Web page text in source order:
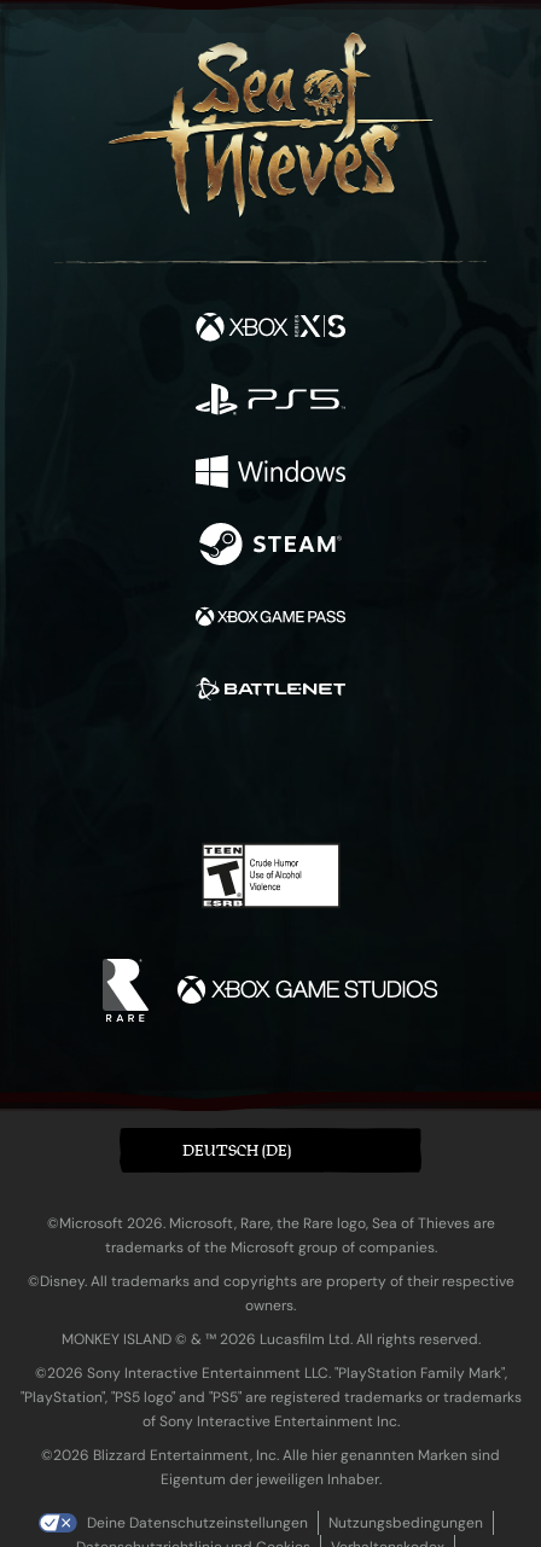
DEUTSCH (DE)
©Microsoft 2026. Microsoft, Rare, the Rare logo, Sea of Thieves are
trademarks of the Microsoft group of companies.
©Disney. All trademarks and copyrights are property of their respective
owners.
MONKEY ISLAND © & ™ 20‍26 Lucasfilm Ltd. All rights reserved.
©2026 Sony Interactive Entertainment LLC. "PlayStation Family Mark",
"PlayStation", "PS5 logo" and "PS5" are registered trademarks or trademarks
of Sony Interactive Entertainment Inc.
©2026 Blizzard Entertainment, Inc. Alle hier genannten Marken sind
Eigentum der jeweiligen Inhaber.
Deine Datenschutzeinstellungen
Nutzungsbedingungen